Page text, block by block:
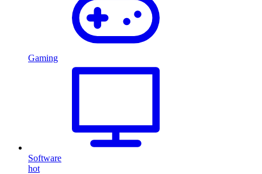
Gaming
Software
hot